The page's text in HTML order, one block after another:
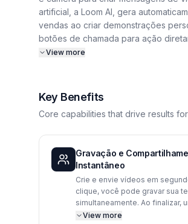
artificial, a Loom AI, gera
vendas ao criar demonstrações
botões de chamada para ação
centralizando o fluxo de trabalho. A
View more
Key Benefits
Core capabilities that drive results
Gravação e
Instantâneo
Crie e envie vídeos em
clique, você pode gravar sua
simultaneamente. Ao finalizar,
é gerado de forma automática,
View more